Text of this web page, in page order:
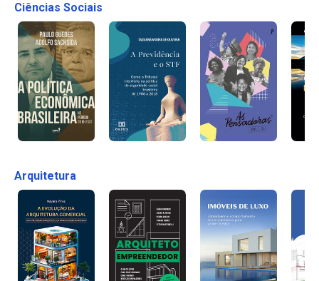
Ciências Sociais
Arquitetura